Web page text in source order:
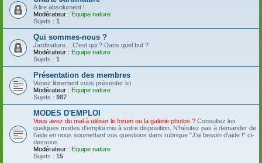
A lire absolument !
Modérateur : Equipe nature
Sujets : 1
Qui sommes-nous ?
Jardinature... C'est qui ? Dans quel but ?
Modérateur : Equipe nature
Sujets : 1
Présentation des membres
Venez librement vous présenter ici
Modérateur : Equipe nature
Sujets : 987
MODES D'EMPLOI
Vous avez du mal à utiliser le forum ou la galerie photos ? Consultez les
quelques modes d'emploi mis à votre disposition. N'hésitez pas à demander de
l'aide en nous soumettant vos questions dans rubrique "J'ai besoin d'aide !" ci-
dessous.
Modérateur : Equipe nature
Sujets : 15